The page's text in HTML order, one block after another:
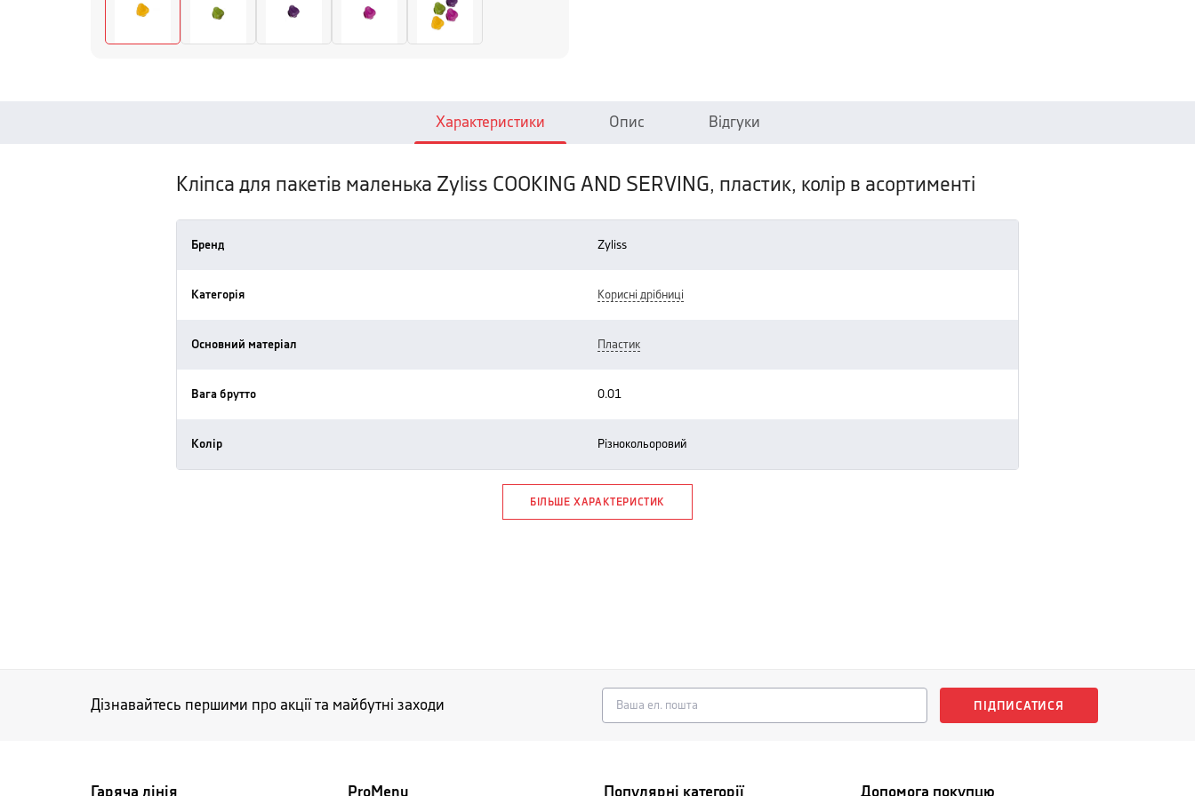
Характеристики Опис Відгуки
Кліпса для пакетів маленька Zyliss COOKING AND SERVING, пластик, колір в асортименті
Бренд zyliss
Категорія корисні дрібниці
Основний матеріал пластик
Вага брутто 0.01
Колір різнокольоровий
БІЛЬШЕ ХАРАКТЕРИСТИК
Дізнавайтесь першими про акції та майбутні заходи ПІДПИСАТИСЯ
Гаряча лінія ProMenu Популярні категорії Допомога покупцю